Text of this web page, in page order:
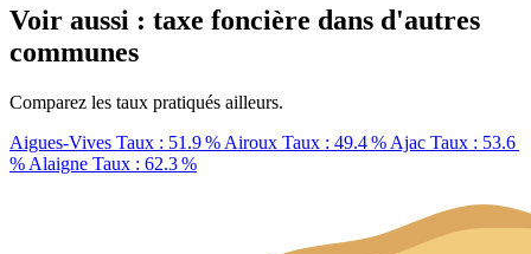
Voir aussi : taxe foncière dans d'autres
communes
Comparez les taux pratiqués ailleurs.
Aigues-Vives Taux : 51.9 % Airoux Taux : 49.4 % Ajac Taux : 53.6
% Alaigne Taux : 62.3 %